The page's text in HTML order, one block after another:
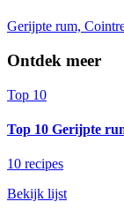
Gerijpte rum,
Ontdek meer
Top 10
Top 10 Gerijpte
10 recipes
Bekijk lijst